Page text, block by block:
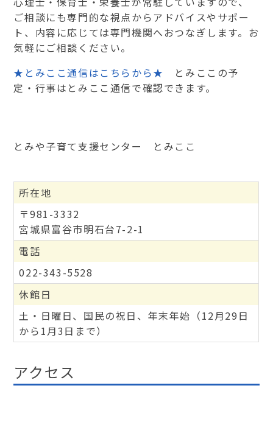
ご相談にも専門的な視点からアドバイスやサポー
ト、内容に応じては専門機関へおつなぎします。お
気軽にご相談ください。
★とみここ通信はこちらから★
とみここの予
定・行事はとみここ通信で確認できます。
とみや子育て支援センター とみここ
所在地
〒981-3332
宮城県富谷市明石台7-2-1
電話
022-343-5528
休館日
土・日曜日、国民の祝日、年末年始（12月29日
から1月3日まで）
アクセス